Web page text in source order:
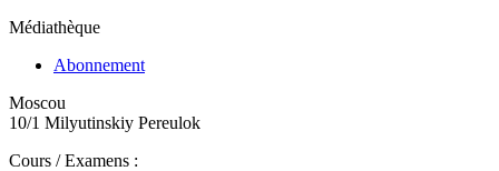
Médiathèque
Abonnement
Moscou
10/1 Milyutinskiy Pereulok
Cours / Examens :